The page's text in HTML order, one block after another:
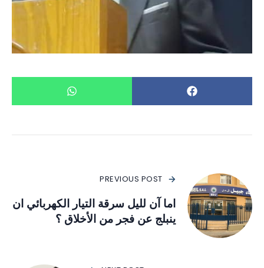
PREVIOUS POST
اما آن لليل سرقة التيار الكهربائي ان
ينبلج عن فجر من الأخلاق ؟